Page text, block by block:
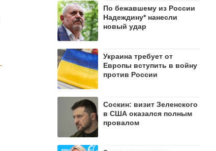
По бежавшему из России
Надеждину* нанесли
новый удар
Украина требует от
Европы вступить в войну
против России
Соскин: визит Зеленского
в США оказался полным
провалом